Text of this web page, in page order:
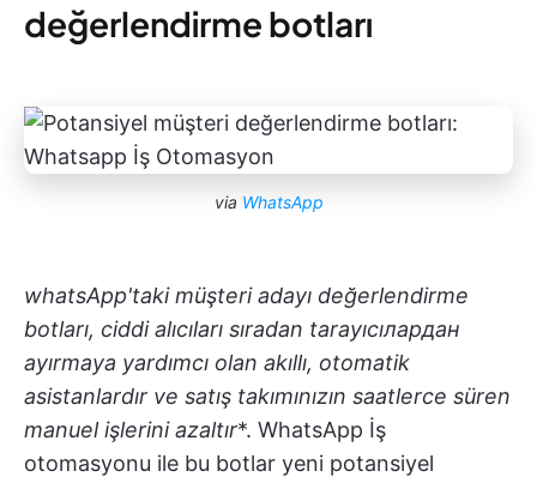
değerlendirme botları
via WhatsApp
whatsApp'taki müşteri adayı değerlendirme
botları, ciddi alıcıları sıradan tarayıcıлардан
ayırmaya yardımcı olan akıllı, otomatik
asistanlardır ve satış takımınızın saatlerce süren
manuel işlerini azaltır*. WhatsApp İş
otomasyonu ile bu botlar yeni potansiyel